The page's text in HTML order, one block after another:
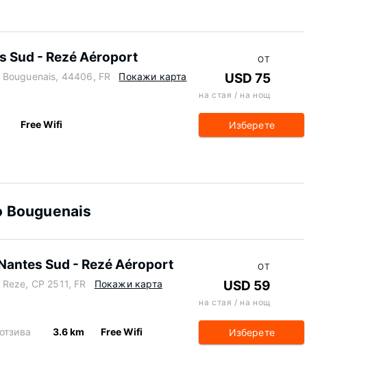
Sud - Rezé Aéroport
44406, FR Покажи карта
Free Wifi
ОТ
USD 75
на стая / на нощ
Изберете
Bouguenais
Sud - Rezé Aéroport
CP 2511, FR Покажи карта
3.6 km Free Wifi
ОТ
USD 59
на стая / на нощ
Изберете